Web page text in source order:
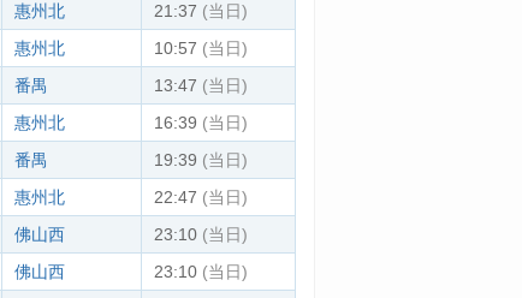
惠州北 21:37 (当日)
惠州北 10:57 (当日)
番禺 13:47 (当日)
惠州北 16:39 (当日)
番禺 19:39 (当日)
惠州北 22:47 (当日)
佛山西 23:10 (当日)
佛山西 23:10 (当日)